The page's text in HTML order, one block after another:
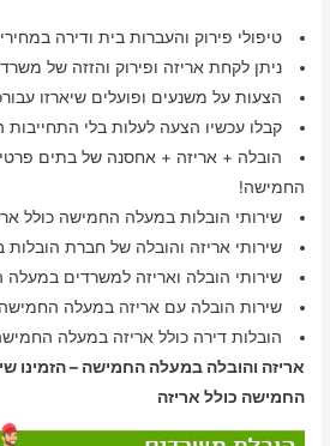
טיפולי פירוק והעברות בית ודירה
ניתן לקחת אריזה ופירוק והזזה של
הצעות על משנעים ופועלים שיארזו
קבלו עכשיו הצעה לעלות בלי התחייבות
הובלה + אריזה + אחסנה של בתים
החמישה!
שירותי הובלות במעלה החמישה כולל
שירותי אריזה והובלה של חברת
שירותי הובלה ואריזה למשרדים
שירות הובלה עם אריזה במעלה
הובלות דירה כולל אריזה במעלה
אריזה והובלה במעלה החמישה – הזמינו
החמישה כולל אריזה